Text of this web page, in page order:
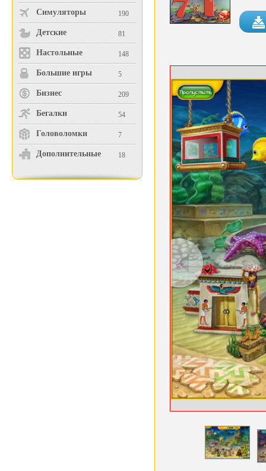
Симуляторы 190
Детские 81
Настольные 148
Большие игры 5
Бизнес 209
Бегалки 54
Головоломки 7
Дополнительные 18